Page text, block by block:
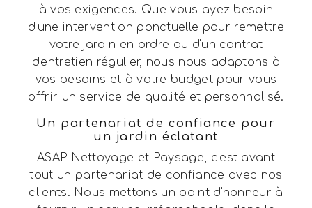
à vos exigences. Que vous ayez besoin
d'une intervention ponctuelle pour remettre
votre jardin en ordre ou d'un contrat
d'entretien régulier, nous nous adaptons à
vos besoins et à votre budget pour vous
offrir un service de qualité et personnalisé.
Un partenariat de confiance pour
un jardin éclatant
ASAP Nettoyage et Paysage, c'est avant
tout un partenariat de confiance avec nos
clients. Nous mettons un point d'honneur à